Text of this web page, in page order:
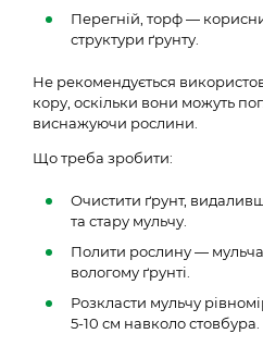
Перегній, торф —
структури ґрунту.
Не рекомендується
кору, оскільки вони можуть
виснажуючи рослини.
Що треба зробити:
Очистити ґрунт,
та стару мульчу.
Полити рослину —
вологому ґрунті.
Розкласти мульчу
5-10 см навколо стовбура.